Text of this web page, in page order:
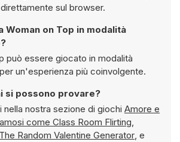
sul browser.
on Top in modalità
un'esperienza più coinvolgente.
si possono provare?
nella nostra sezione di giochi Amore e
come Class Room Flirting,
The Random Valentine Generator, e